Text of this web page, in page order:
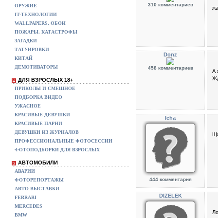
ОРУЖИЕ
IT-ТЕХНОЛОГИИ
WALLPAPERS, ОБОИ
ПОЖАРЫ, КАТАСТРОФЫ
ЗАГАДКИ
ТАТУИРОВКИ
КИТАЙ
ДЕМОТИВАТОРЫ
ДЛЯ ВЗРОСЛЫХ 18+
ПРИКОЛЫ И СМЕШНОЕ
ПОДБОРКА ВИДЕО
УЖАСНОЕ
КРАСИВЫЕ ДЕВУШКИ
КРАСИВЫЕ ПАРНИ
ДЕВУШКИ ИЗ ЖУРНАЛОВ
ПРОФЕССИОНАЛЬНЫЕ ФОТОСЕССИИ
ФОТОПОДБОРКИ ДЛЯ ВЗРОСЛЫХ
АВТОМОБИЛИ
АВАРИИ
ФОТОРЕПОРТАЖЫ
АВТО ВЫСТАВКИ
FERRARI
MERCEDES
BMW
310 комментариев
Donz
458 комментариев
А
Icha
444 комментария
DIZELEK